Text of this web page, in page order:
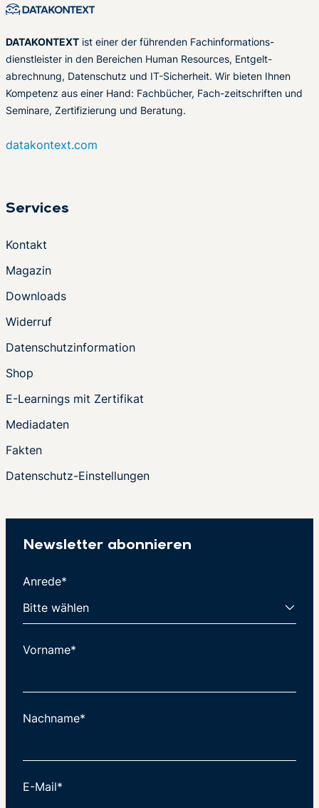
DATAKONTEXT ist einer der führenden Fachinformations-
dienstleister in den Bereichen Human Resources, Entgelt-
abrechnung, Datenschutz und IT-Sicherheit. Wir bieten Ihnen
Kompetenz aus einer Hand: Fachbücher, Fach-zeitschriften und
Seminare, Zertifizierung und Beratung.
datakontext.com
Services
Kontakt
Magazin
Downloads
Widerruf
Datenschutzinformation
Shop
E-Learnings mit Zertifikat
Mediadaten
Fakten
Datenschutz-Einstellungen
Newsletter abonnieren
Anrede*
Vorname*
Nachname*
E-Mail*